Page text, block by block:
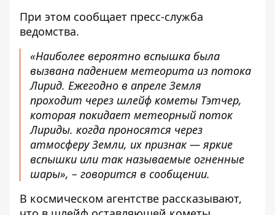
При этом сообщает пресс-служба
ведомства.
«Наиболее вероятно вспышка была
вызвана падением метеорита из потока
Лирид. Ежегодно в апреле Земля
проходит через шлейф кометы Тэтчер,
которая покидает метеорный поток
Лириды. когда проносятся через
атмосферу Земли, их признак — яркие
вспышки или так называемые огненные
шары», – говорится в сообщении.
В космическом агентстве рассказывают,